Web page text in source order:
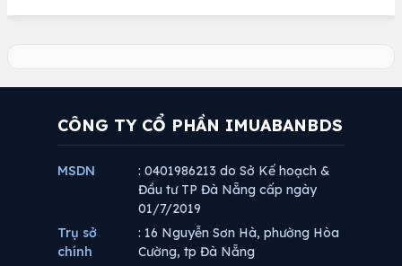
CÔNG TY CỔ PHẦN IMUABANBDS
MSDN
: 0401986213 do Sở Kế hoạch &
Đầu tư TP Đà Nẵng cấp ngày
01/7/2019
Trụ sở
chính
: 16 Nguyễn Sơn Hà, phường Hòa
Cường, tp Đà Nẵng